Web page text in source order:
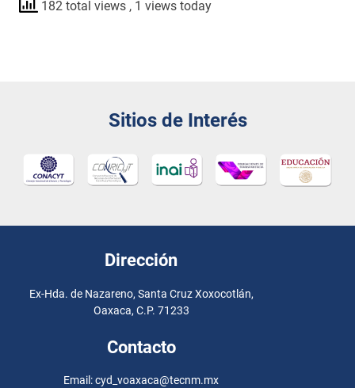
182 total views , 1 views today
Sitios de Interés
Dirección
Ex-Hda. de Nazareno, Santa Cruz Xoxocotlán,
Oaxaca, C.P. 71233
Contacto
Email: cyd_voaxaca@tecnm.mx